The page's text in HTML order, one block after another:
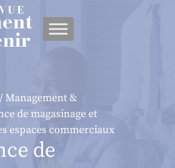
/Management &
de magasinage et
espaces commerciaux
de
des cookies